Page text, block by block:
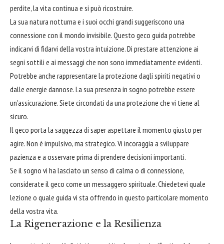
perdite, la vita continua e si può ricostruire.
La sua natura notturna e i suoi occhi grandi suggeriscono una
connessione con il mondo invisibile. Questo geco guida potrebbe
indicarvi di fidarvi della vostra intuizione. Di prestare attenzione ai
segni sottili e ai messaggi che non sono immediatamente evidenti.
Potrebbe anche rappresentare la protezione dagli spiriti negativi o
dalle energie dannose. La sua presenza in sogno potrebbe essere
un'assicurazione. Siete circondati da una protezione che vi tiene al
sicuro.
Il geco porta la saggezza di saper aspettare il momento giusto per
agire. Non è impulsivo, ma strategico. Vi incoraggia a sviluppare
pazienza e a osservare prima di prendere decisioni importanti.
Se il sogno vi ha lasciato un senso di calma o di connessione,
considerate il geco come un messaggero spirituale. Chiedetevi quale
lezione o quale guida vi sta offrendo in questo particolare momento
della vostra vita.
La Rigenerazione e la Resilienza